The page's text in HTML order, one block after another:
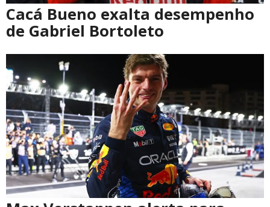
Cacá Bueno exalta desempenho
de Gabriel Bortoleto